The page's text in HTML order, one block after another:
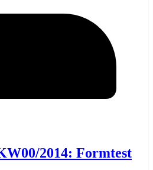
2014: Formtest